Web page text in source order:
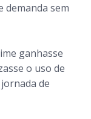
demanda sem
ganhasse
o uso de
de